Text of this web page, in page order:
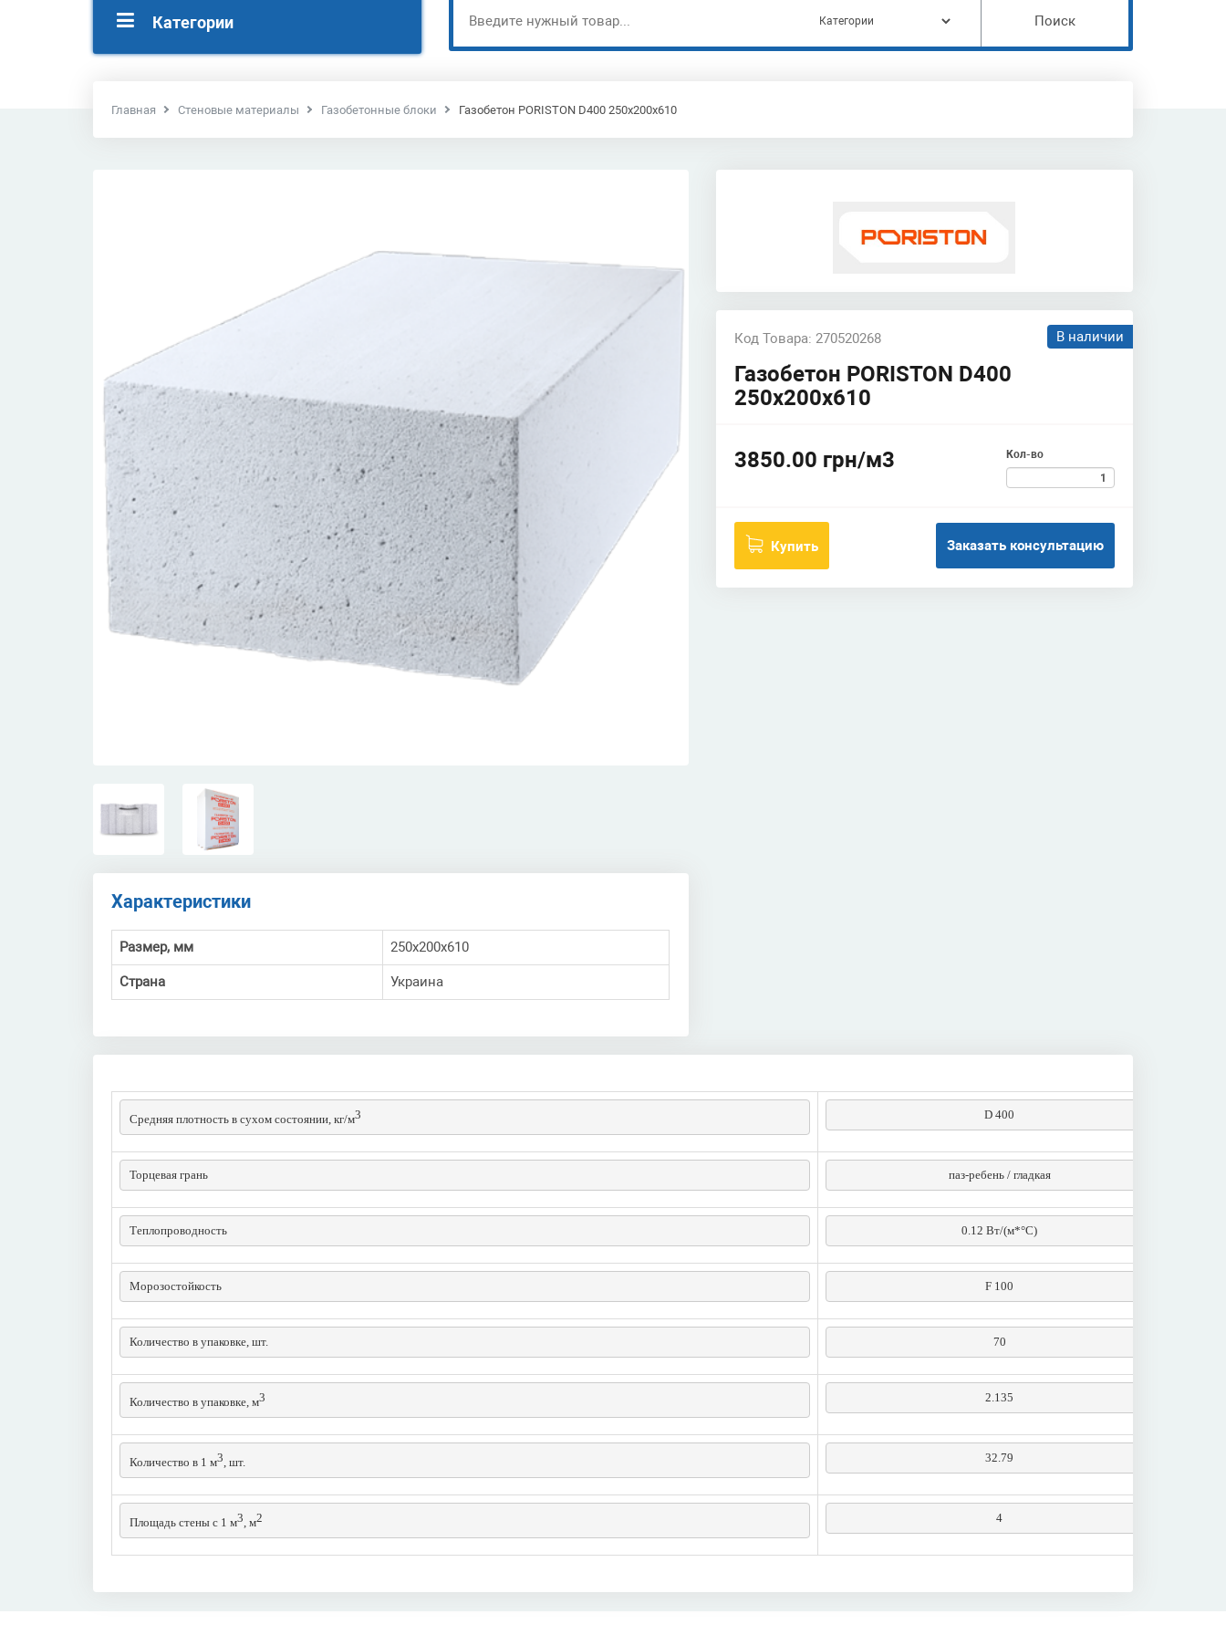
Категории Поиск
Главная Стеновые материалы Газобетонные блоки Газобетон PORISTON D400 250х200х610
Характеристики
Размер, мм 250х200х610
Страна Украина
Код Товара: 270520268 В наличии
Газобетон PORISTON D400
250х200х610
3850.00 грн/м3 Кол-во
Купить Заказать консультацию
Средняя плотность в сухом состоянии, кг/м3 D 400
Торцевая грань паз-ребень / гладкая
Теплопроводность 0.12 Вт/(м*°С)
Морозостойкость F 100
Количество в упаковке, шт. 70
Количество в упаковке, м3 2.135
Количество в 1 м3, шт. 32.79
Площадь стены с 1 м3, м2 4